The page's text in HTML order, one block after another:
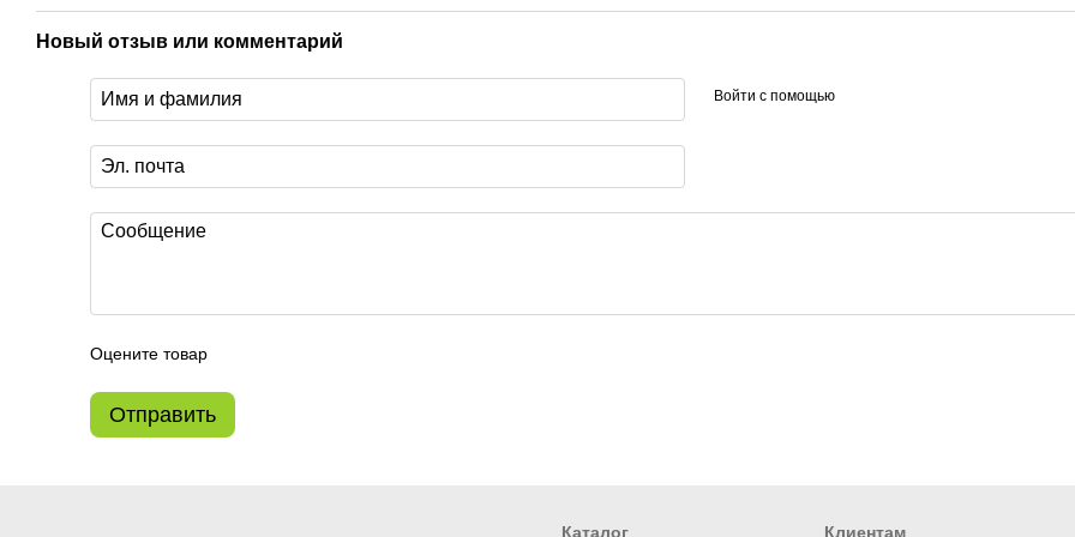
Новый отзыв или комментарий
Войти с помощью
Оцените товар
Отправить
Каталог Клиентам